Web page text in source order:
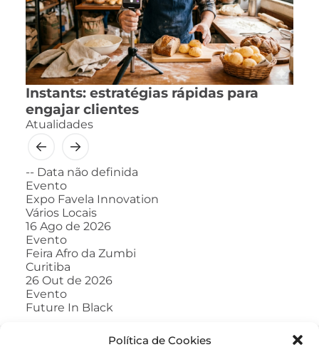
Política de Cookies
Instants: estratégias rápidas para
engajar clientes
Atualidades
-- Data não definida
Evento
Expo Favela Innovation
Vários Locais
16 Ago de 2026
Evento
Feira Afro da Zumbi
Curitiba
26 Out de 2026
Evento
Future In Black